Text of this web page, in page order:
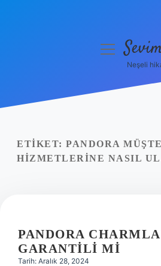
Yasal Uyarı
menüyü
Neşeli
ETIKET: PANDORA
HIZMETLERINE NASIL
PANDORA
GARANTILI MI
Tarih: Aralık 28, 2024